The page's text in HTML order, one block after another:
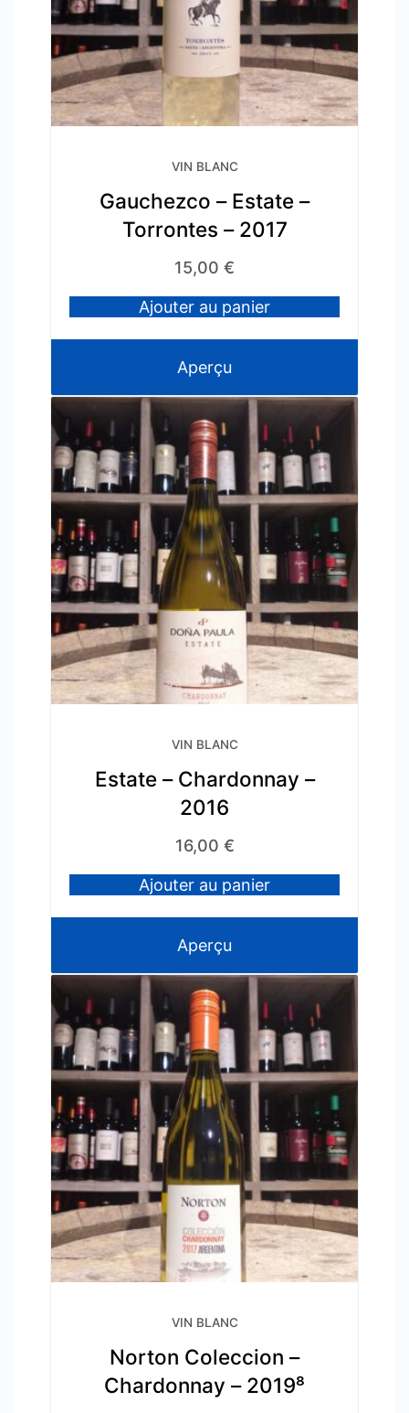
VIN BLANC
Gauchezco – Estate –
Torrontes – 2017
15,00 €
Ajouter au panier
Aperçu
VIN BLANC
Estate – Chardonnay –
2016
16,00 €
Ajouter au panier
Aperçu
VIN BLANC
Norton Coleccion –
Chardonnay – 2019⁸